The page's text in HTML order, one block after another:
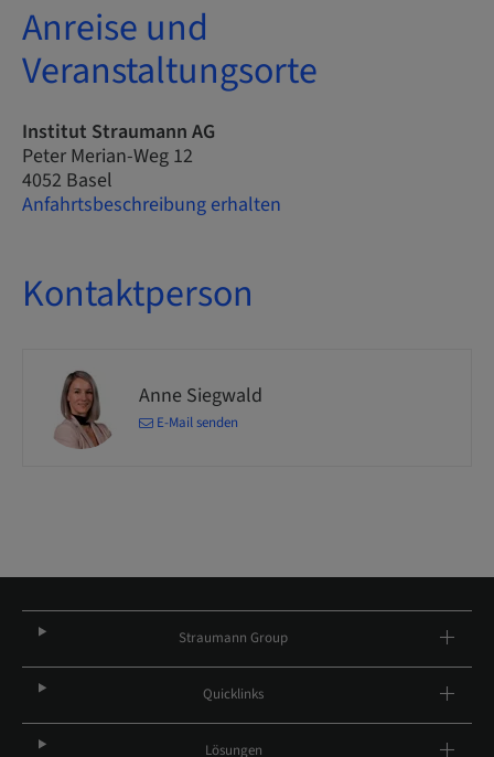
Anreise und
Veranstaltungsorte
Institut Straumann AG
Peter Merian-Weg 12
4052 Basel
Anfahrtsbeschreibung erhalten
Kontaktperson
Anne Siegwald
E-Mail senden
Straumann Group
Quicklinks
Lösungen